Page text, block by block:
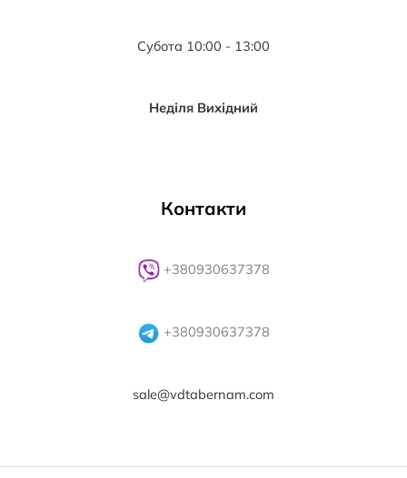
Субота 10:00 - 13:00
Неділя Вихідний
Контакти
+380930637378
+380930637378
sale@vdtabernam.com